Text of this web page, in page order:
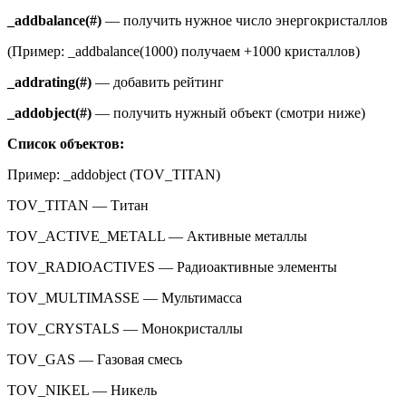
addbalance(#) — получить нужное число энергокристаллов
(Пример: _addbalance(1000) получаем +1000 кристаллов)
addrating(#) — добавить рейтинг
addobject(#) — получить нужный объект (смотри ниже)
Список объектов:
Пример: _addobject (TOV_TITAN)
TOV_TITAN — Титан
TOV_ACTIVE_METALL — Активные металлы
TOV_RADIOACTIVES — Радиоактивные элементы
TOV_MULTIMASSE — Мультимасса
TOV_CRYSTALS — Монокристаллы
TOV_GAS — Газовая смесь
TOV_NIKEL — Никель